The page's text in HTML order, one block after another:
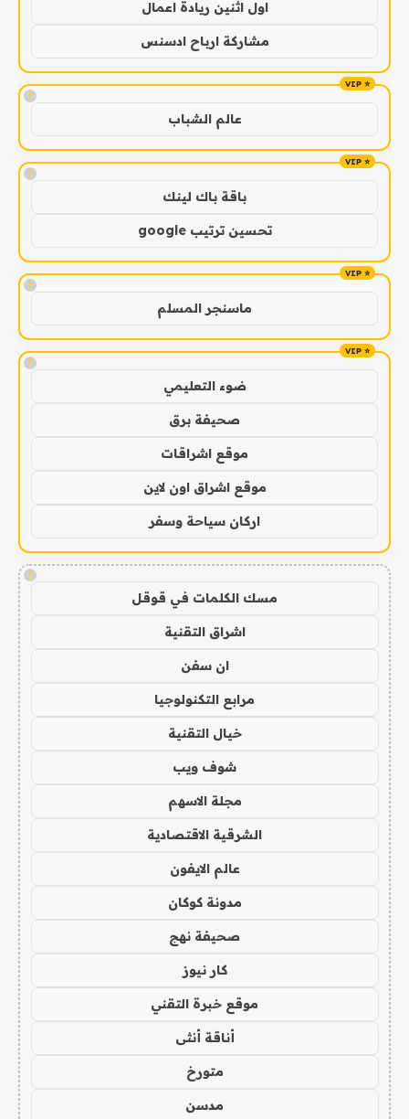
اول اثنين ريادة اعمال
مشاركة ارباح ادسنس
!
عالم الشباب
!
باقة باك لينك
تحسين ترتيب google
!
ماسنجر المسلم
!
ضوء التعليمي
صحيفة برق
موقع اشراقات
موقع اشراق اون لاين
اركان سياحة وسفر
!
مسك الكلمات في قوقل
اشراق التقنية
ان سفن
مرابع التكنولوجيا
خيال التقنية
شوف ويب
مجلة الاسهم
الشرقية الاقتصادية
عالم الايفون
مدونة كوكان
صحيفة نهج
كار نيوز
موقع خبرة التقني
أناقة أنثى
متورخ
مدسن